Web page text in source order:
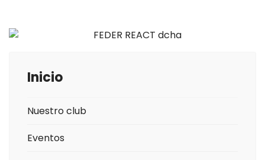
Inicio
Nuestro club
Eventos